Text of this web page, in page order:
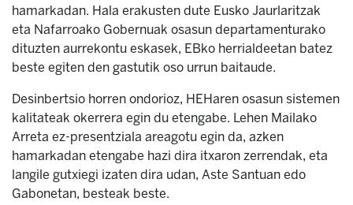
hamarkadan. Hala erakusten dute Eusko Jaurlaritzak
eta Nafarroako Gobernuak osasun departamenturako
dituzten aurrekontu eskasek, EBko herrialdeetan batez
beste egiten den gastutik oso urrun baitaude.
Desinbertsio horren ondorioz, HEHaren osasun sistemen
kalitateak okerrera egin du etengabe. Lehen Mailako
Arreta ez-presentziala areagotu egin da, azken
hamarkadan etengabe hazi dira itxaron zerrendak, eta
langile gutxiegi izaten dira udan, Aste Santuan edo
Gabonetan, besteak beste.